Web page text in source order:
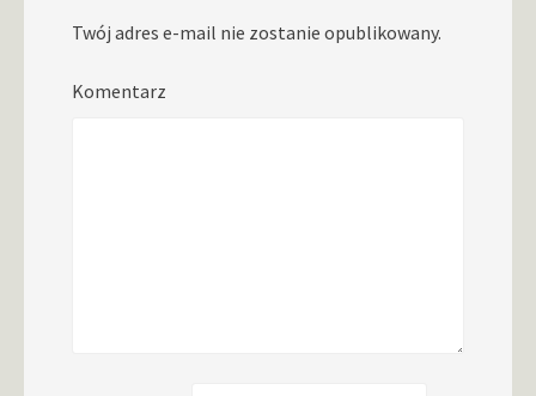
Twój adres e-mail nie zostanie opublikowany.
Komentarz